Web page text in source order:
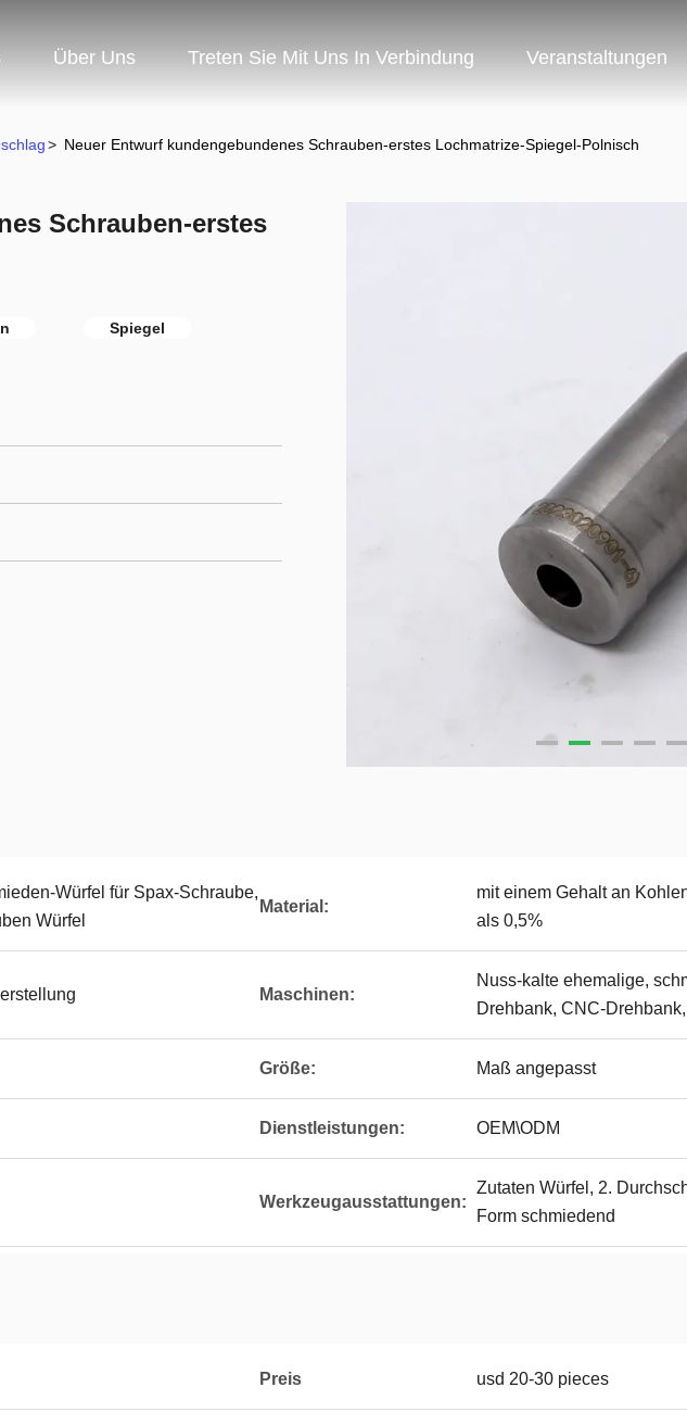
Über Uns Treten Sie Mit Uns In Verbindung Veranstaltungen
> Neuer Entwurf kundengebundenes Schrauben-erstes Lochmatrize-Spiegel-Polnisch
Schrauben-erstes
Spiegel
Würfel für Spax-Schraube,
Würfel
Material:
mit einem Gehalt an
als 0,5%
Maschinen:
Nuss-kalte ehemalige,
Drehbank, CNC-
Größe: Maß angepasst
Dienstleistungen: OEM\ODM
Werkzeugausstattungen:
Zutaten Würfel, 2.
Form schmiedend
Preis usd 20-30 pieces